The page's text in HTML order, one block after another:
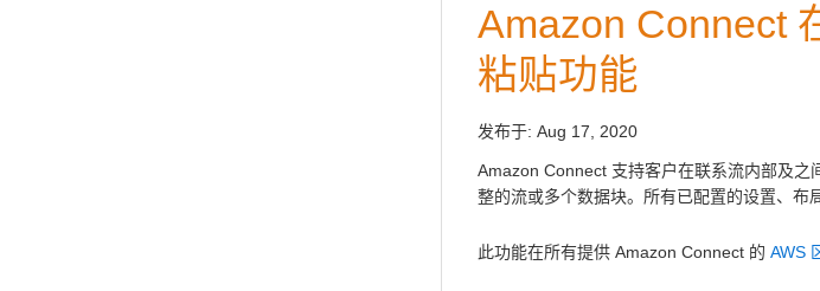
Amazon Connect
粘贴功能
发布于: Aug 17, 2020
Amazon Connect 支持客户在联系流内部及
整的流或多个数据块。所有已配置的设置、布
此功能在所有提供 Amazon Connect 的 AWS